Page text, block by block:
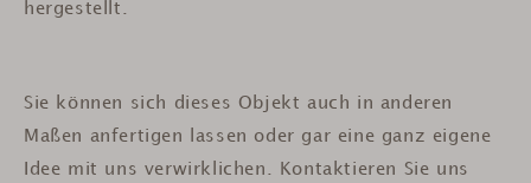
hergestellt.
Sie können sich dieses Objekt auch in anderen
Maßen anfertigen lassen oder gar eine ganz eigene
Idee mit uns verwirklichen. Kontaktieren Sie uns